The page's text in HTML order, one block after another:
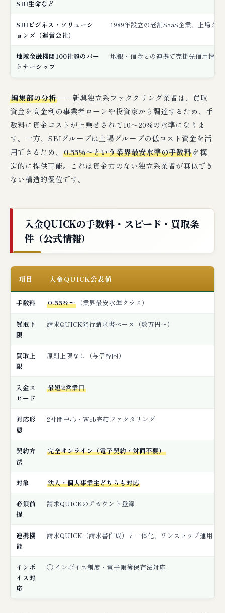
SBI生命など
SBIビジネス・ソリューシ
ョンズ（運営会社）
1989年設立の老舗SaaS企業、上場グ
地域金融機関100社超のパー
トナーシップ
地銀・信金との連携で売掛先信用情報
編集部の分析──新興独立系ファクタリング業者は、買取
資金を高金利の事業者ローンや投資家から調達するため、手
数料に資金コストが上乗せされて10〜20%の水準になりま
す。一方、SBIグループは上場グループの低コスト資金を活
用できるため、
0.55%〜という業界最安水準の手数料を構
造的に提供可能。これは資金力のない独立系業者が真似でき
ない構造的優位です。
入金QUICKの手数料・スピード・買取条
件（公式情報）
項目 入金QUICK公表値
手数料 0.55%〜 （業界最安水準クラス）
買取下
限
請求QUICK発行請求書ベース（数万円〜）
買取上
限
原則上限なし（与信枠内）
入金ス
ピード
最短2営業日
対応形
態
2社間中心・Web完結ファクタリング
契約方
法
完全オンライン（電子契約・対面不要）
対象 法人・個人事業主どちらも対応
必須前
提
請求QUICKのアカウント登録
連携機
能
請求QUICK（請求書作成）と一体化、ワンストップ運用
インボ
イス対
応
◯ インボイス制度・電子帳簿保存法対応